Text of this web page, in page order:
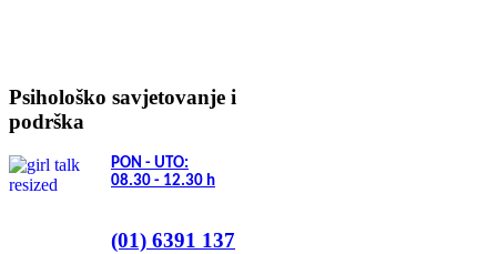
Psihološko savjetovanje i
podrška
PON - UTO:
08.30 - 12.30 h
(01) 6391 137